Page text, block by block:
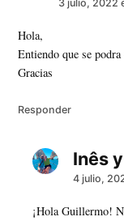
3 julio, 2022
Hola,
Entiendo que se
Gracias
Responder
Inês
4 julio,
¡Hola Guillermo!